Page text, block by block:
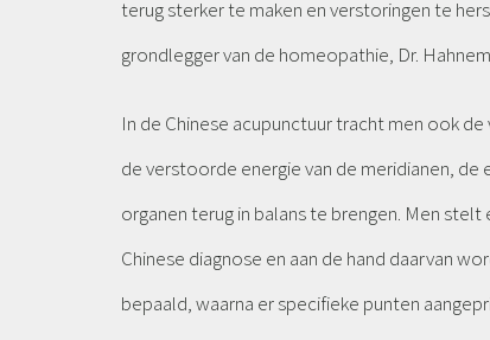
terug sterker te maken en verstoringen te
grondlegger van de homeopathie, Dr.
In de Chinese acupunctuur tracht men ook
de verstoorde energie van de meridianen, de
organen terug in balans te brengen. Men
Chinese diagnose en aan de hand daarvan
bepaald, waarna er specifieke punten